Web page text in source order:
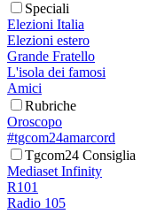
Speciali
Elezioni Italia
Elezioni estero
Grande Fratello
L'isola dei famosi
Amici
Rubriche
Oroscopo
#tgcom24amarcord
Tgcom24 Consiglia
Mediaset Infinity
R101
Radio 105